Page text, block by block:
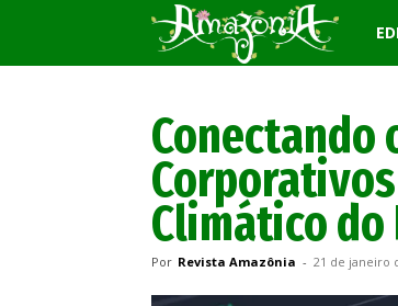
Conectando
Climático
Por Revista Amazônia - 21 de janeiro